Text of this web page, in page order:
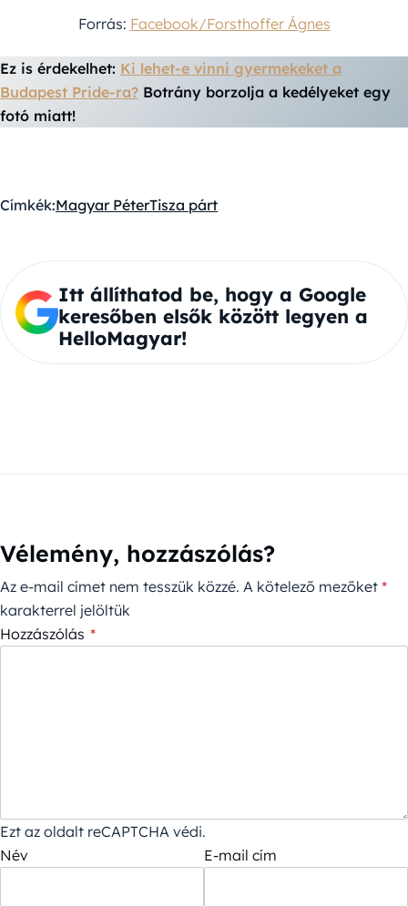
Forrás: Facebook/Forsthoffer Ágnes
Ez is érdekelhet: Ki lehet-e vinni gyermekeket a
Budapest Pride-ra? Botrány borzolja a kedélyeket egy
fotó miatt!
Címkék:Magyar PéterTisza párt
Itt állíthatod be, hogy a Google
keresőben elsők között legyen a
HelloMagyar!
Vélemény, hozzászólás?
Az e-mail címet nem tesszük közzé. A kötelező mezőket *
karakterrel jelöltük
Hozzászólás *
Ezt az oldalt reCAPTCHA védi.
Név
E-mail cím